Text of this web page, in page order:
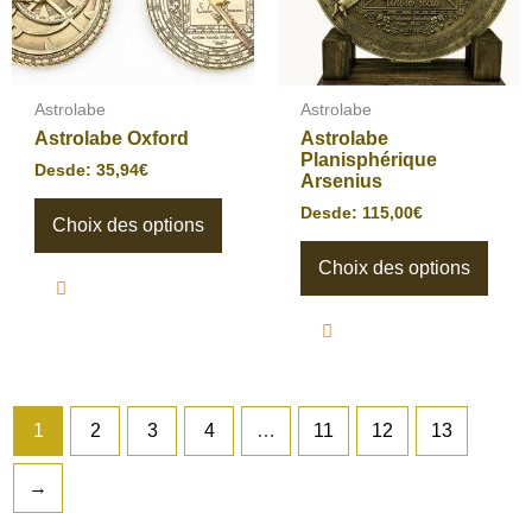
Astrolabe
Astrolabe Oxford
Desde:35,94€
Choix des options
être
choisies
sur
Astrolabe
Astrolabe
Planisphérique
Arsenius
Desde: 115,00€
Choix des options
être
sur
la
1 2 3 4 … 11 12 13
→